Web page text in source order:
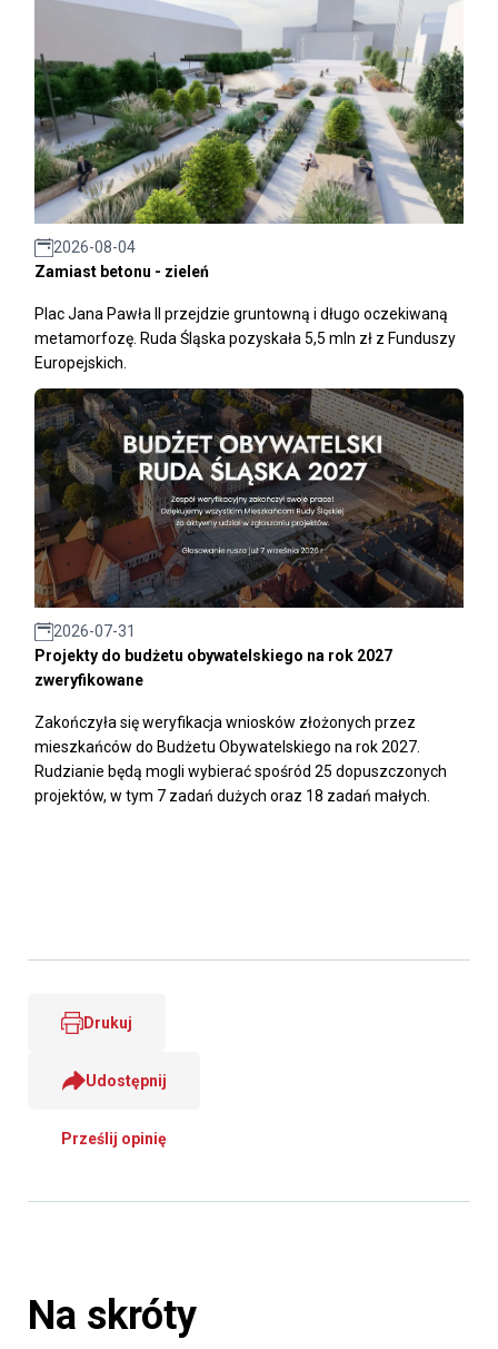
2026-08-04
Zamiast betonu - zieleń
Plac Jana Pawła II przejdzie gruntowną i długo oczekiwaną
metamorfozę. Ruda Śląska pozyskała 5,5 mln zł z Funduszy
Europejskich.
2026-07-31
Projekty do budżetu obywatelskiego na rok 2027
zweryfikowane
Zakończyła się weryfikacja wniosków złożonych przez
mieszkańców do Budżetu Obywatelskiego na rok 2027.
Rudzianie będą mogli wybierać spośród 25 dopuszczonych
projektów, w tym 7 zadań dużych oraz 18 zadań małych.
Drukuj
Udostępnij
Prześlij opinię
Na skróty